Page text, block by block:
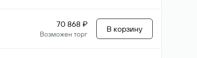
70 868 ₽
Возможен торг
В корзину